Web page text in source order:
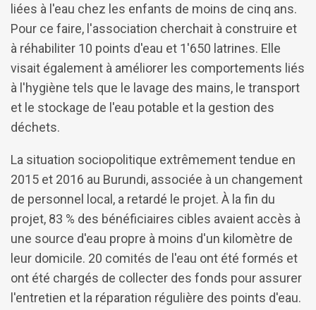
liées à l'eau chez les enfants de moins de cinq ans.
Pour ce faire, l'association cherchait à construire et
à réhabiliter 10 points d'eau et 1'650 latrines. Elle
visait également à améliorer les comportements liés
à l'hygiène tels que le lavage des mains, le transport
et le stockage de l'eau potable et la gestion des
déchets.
La situation sociopolitique extrêmement tendue en
2015 et 2016 au Burundi, associée à un changement
de personnel local, a retardé le projet. À la fin du
projet, 83 % des bénéficiaires cibles avaient accès à
une source d'eau propre à moins d'un kilomètre de
leur domicile. 20 comités de l'eau ont été formés et
ont été chargés de collecter des fonds pour assurer
l'entretien et la réparation régulière des points d'eau.